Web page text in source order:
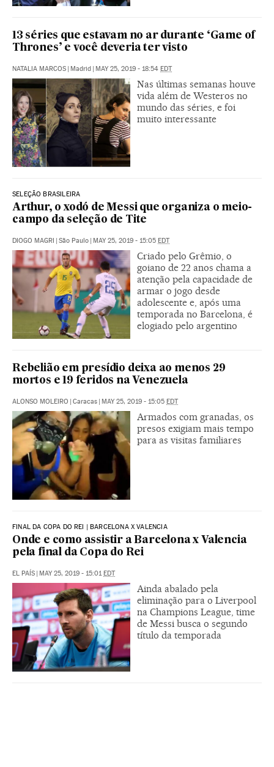
13 séries que estavam no ar durante ‘Game of
Thrones’ e você deveria ter visto
NATALIA MARCOS Madrid MAY 25, 2019 - 18:54 EDT
Nas últimas semanas houve
vida além de Westeros no
mundo das séries, e foi
muito interessante
SELEÇÃO BRASILEIRA
Arthur, o xodó de Messi que organiza o meio-
campo da seleção de Tite
DIOGO MAGRI São Paulo MAY 25, 2019 - 15:05 EDT
Criado pelo Grêmio, o
goiano de 22 anos chama a
atenção pela capacidade de
armar o jogo desde
adolescente e, após uma
temporada no Barcelona, é
elogiado pelo argentino
Rebelião em presídio deixa ao menos 29
mortos e 19 feridos na Venezuela
ALONSO MOLEIRO | Caracas | MAY 25, 2019 - 15:05 EDT
Armados com granadas, os
presos exigiam mais tempo
para as visitas familiares
FINAL DA COPA DO REI | BARCELONA X VALENCIA
Onde e como assistir a Barcelona x Valencia
pela final da Copa do Rei
EL PAÍS | MAY 25, 2019 - 15:01EDT
Ainda abalado pela
eliminação para o Liverpool
na Champions League, time
de Messi busca o segundo
título da temporada